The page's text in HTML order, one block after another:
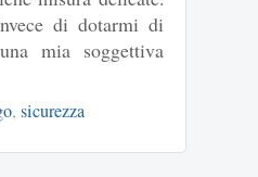
di dotarmi di
mia soggettiva
,sicurezza